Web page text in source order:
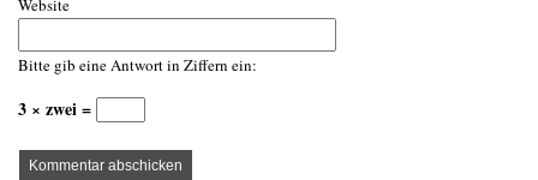
Website
Bitte gib eine Antwort in Ziffern ein:
3 × zwei =